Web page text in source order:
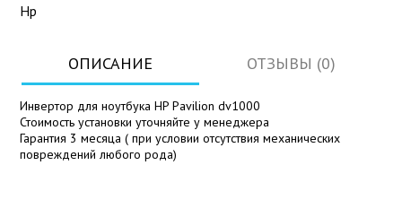
Hp
ОПИСАНИЕ ОТЗЫВЫ (0)
Инвертор для ноутбука HP Pavilion dv1000
Стоимость установки уточняйте у менеджера
Гарантия 3 месяца ( при условии отсутствия механических
повреждений любого рода)